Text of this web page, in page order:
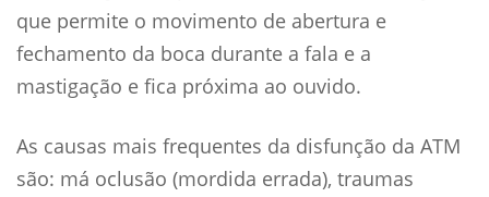
que permite o movimento de abertura e
fechamento da boca durante a fala e a
mastigação e fica próxima ao ouvido.
As causas mais frequentes da disfunção da ATM
são: má oclusão (mordida errada), traumas